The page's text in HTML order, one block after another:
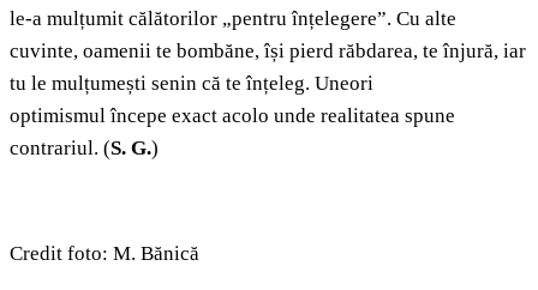
le-a mulțumit călătorilor „pentru înțelegere”. Cu alte
cuvinte, oamenii te bombăne, își pierd răbdarea, te înjură, iar
tu le mulțumești senin că te înțeleg. Uneori
optimismul începe exact acolo unde realitatea spune
contrariul. (S. G.)
Credit foto: M. Bănică